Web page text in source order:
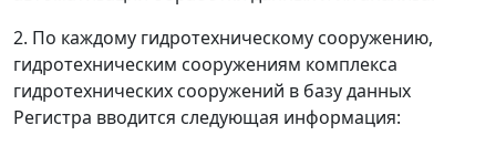
2. По каждому гидротехническому сооружению,
гидротехническим сооружениям комплекса
гидротехнических сооружений в базу данных
Регистра вводится следующая информация: